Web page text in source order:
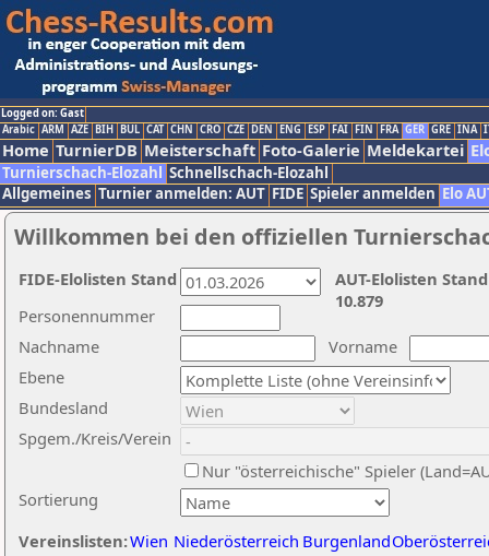
Logged on: Gast
Arabic ARM AZE BIH BUL CAT CHN CRO CZE DEN ENG ESP FAI FIN FRA GER GRE INA
Home TurnierDB Meisterschaft Foto-Galerie Meldekartei
Turnierschach-Elozahl Schnellschach-Elozahl
Allgemeines Turnier anmelden: AUT FIDE Spieler anmelden Elo
Willkommen bei den offiziellen
Nachname
Vorname
Ebene
Sortierung
Personennummer
Bundesland
Spgem./Kreis/Verein
Nur "österreichische" Spieler
Vereinslisten:Wien Niederösterreich Burgenland
AUT-Elolisten
10.879
FIDE-Elolisten Stand